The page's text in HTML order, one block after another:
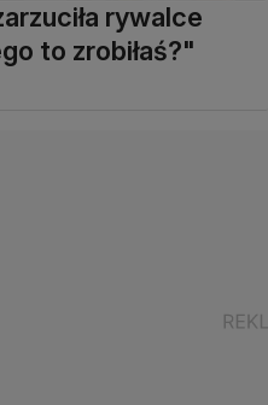
rywalce
to zrobiłaś?"